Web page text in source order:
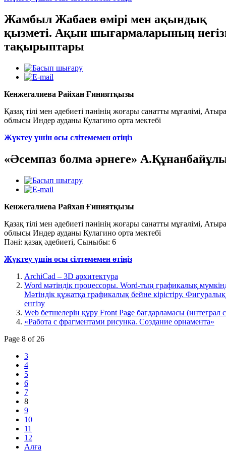
Жамбыл Жабаев өмірі мен ақындық
қызметі. Ақын шығармаларының
тақырыптары
Кенжегалиева Райхан Ғиниятқызы
Қазақ тілі мен әдебиеті пәнінің жоғары санатты мұғалімі,
облысы Индер ауданы Кулагино орта мектебі
Жүктеу үшін осы слітемемен өтіңіз
«Әсемпаз болма әрнеге»
Кенжегалиева Райхан Ғиниятқызы
Қазақ тілі мен әдебиеті пәнінің жоғары санатты мұғалімі,
облысы Индер ауданы Кулагино орта мектебі
Пәні: қазақ әдебиеті, Сыныбы: 6
Жүктеу үшін осы сілтемемен өтіңіз
ArchiCad – 3D архитектура
Word мәтіндік процессоры. Word-тың графикалық
Мәтіндік құжатқа графикалық бейне кірістіру. Фигуралық
енгізу
Web бетшелерін құру Front Page бағдарламасы (интеграл
«Работа с фрагментами рисунка. Создание орнамента»
Page 8 of 26
3
4
5
6
7
8
9
10
11
12
Алға